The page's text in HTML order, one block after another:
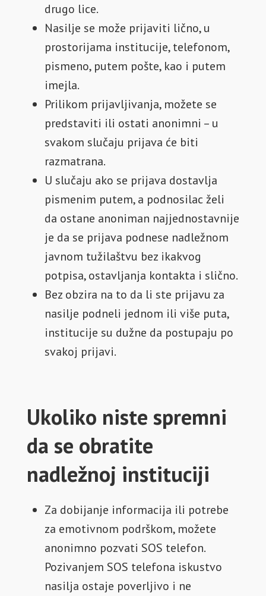
drugo lice.
Nasilje se može prijaviti lično, u
prostorijama institucije, telefonom,
pismeno, putem pošte, kao i putem
imejla.
Prilikom prijavljivanja, možete se
predstaviti ili ostati anonimni – u
svakom slučaju prijava će biti
razmatrana.
U slučaju ako se prijava dostavlja
pismenim putem, a podnosilac želi
da ostane anoniman najjednostavnije
je da se prijava podnese nadležnom
javnom tužilaštvu bez ikakvog
potpisa, ostavljanja kontakta i slično.
Bez obzira na to da li ste prijavu za
nasilje podneli jednom ili više puta,
institucije su dužne da postupaju po
svakoj prijavi.
Ukoliko niste spremni
da se obratite
nadležnoj instituciji
Za dobijanje informacija ili potrebe
za emotivnom podrškom, možete
anonimno pozvati SOS telefon.
Pozivanjem SOS telefona iskustvo
nasilja ostaje poverljivo i ne